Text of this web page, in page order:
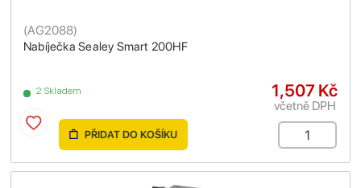
Nabíječka Sealey Smart 200HF
(AG2088)
2 Skladem 1,507 Kč
včetně DPH
PŘIDAT DO KOŠÍKU